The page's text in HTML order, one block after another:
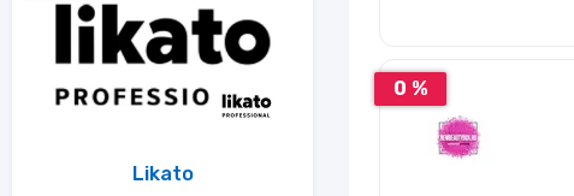
0 %
Likato